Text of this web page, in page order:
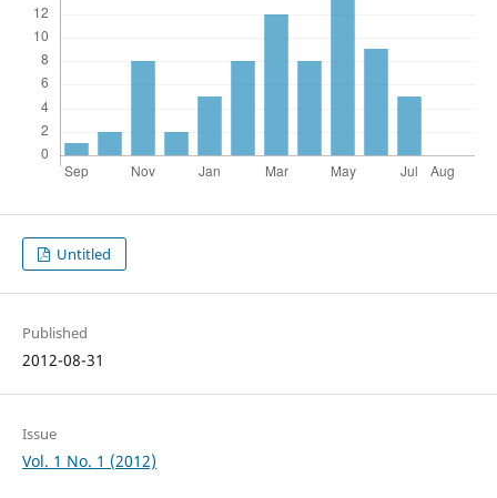
Untitled
Published
2012-08-31
Issue
Vol. 1 No. 1 (2012)